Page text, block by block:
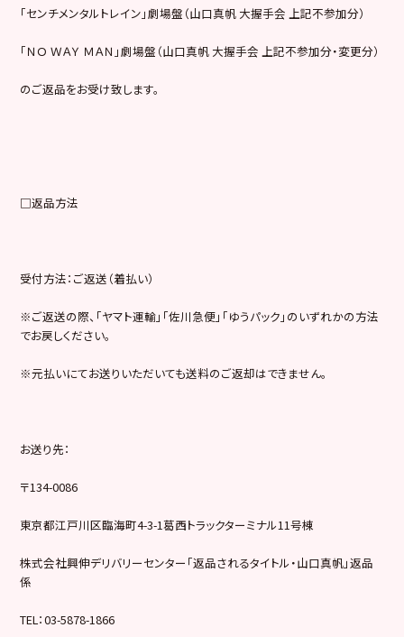
「センチメンタルトレイン」劇場盤（山口真帆 大握手会 上記不参加分）
「ＮＯ ＷＡＹ ＭＡＮ」劇場盤（山口真帆 大握手会 上記不参加分・変更分）
のご返品をお受け致します。
□返品方法
受付方法：ご返送（着払い）
※ご返送の際、「ヤマト運輸」「佐川急便」「ゆうパック」のいずれかの方法
でお戻しください。
※元払いにてお送りいただいても送料のご返却はできません。
お送り先：
〒134-0086
東京都江戸川区臨海町4-3-1葛西トラックターミナル11号棟
株式会社興伸デリバリーセンター「返品されるタイトル・山口真帆」返品
係
TEL：03-5878-1866